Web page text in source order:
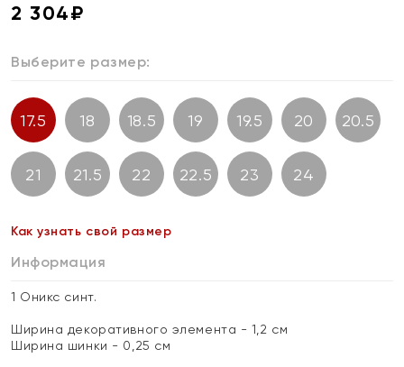
2 304₽
Выберите размер:
17.5 18 18.5 19 19.5 20 20.5
21 21.5 22 22.5 23 24
Как узнать свой размер
Информация
1 Оникс синт.
Ширина декоративного элемента - 1,2 см
Ширина шинки - 0,25 см